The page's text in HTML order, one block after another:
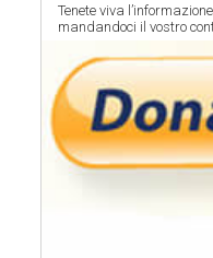
Tenete viva
mandandoci il vostro